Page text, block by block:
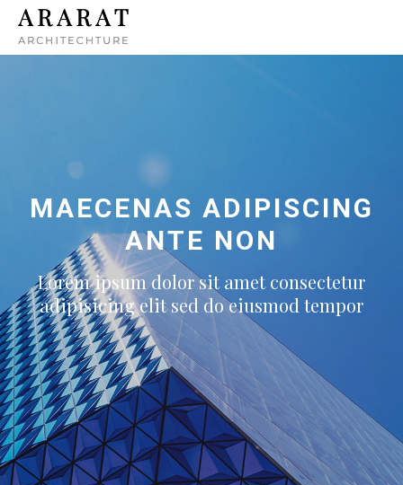
MAECENAS ADIPISCING
ANTE NON
Lorem ipsum dolor sit amet consectetur
adipisicing elit sed do eiusmod tempor